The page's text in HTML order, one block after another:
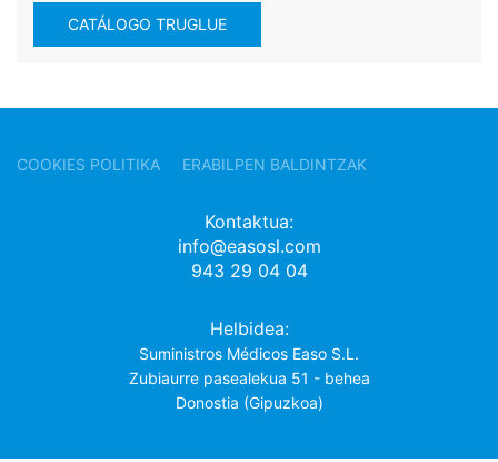
CATÁLOGO TRUGLUE
COOKIES POLITIKA ERABILPEN BALDINTZAK
Kontaktua:
info@easosl.com
943 29 04 04
Helbidea:
Suministros Médicos Easo S.L.
Zubiaurre pasealekua 51 - behea
Donostia (Gipuzkoa)